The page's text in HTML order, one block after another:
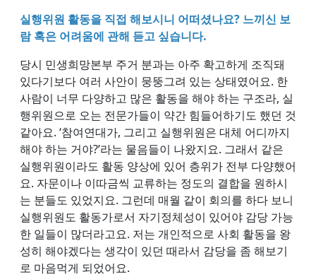
실행위원 활동을 직접 해보시니 어떠셨나요? 느끼신 보
람 혹은 어려움에 관해 듣고 싶습니다.
당시 민생희망본부 주거 분과는 아주 확고하게 조직돼
있다기보다 여러 사안이 뭉뚱그려 있는 상태였어요. 한
사람이 너무 다양하고 많은 활동을 해야 하는 구조라, 실
행위원으로 오는 전문가들이 약간 힘들어하기도 했던 것
같아요. ‘참여연대가, 그리고 실행위원은 대체 어디까지
해야 하는 거야?’라는 물음들이 나왔지요. 그래서 같은
실행위원이라도 활동 양상에 있어 층위가 전부 다양했어
요. 자문이나 이따금씩 교류하는 정도의 결합을 원하시
는 분들도 있었지요. 그런데 매월 같이 회의를 하다 보니
실행위원도 활동가로서 자기정체성이 있어야 감당 가능
한 일들이 많더라고요. 저는 개인적으로 사회 활동을 왕
성히 해야겠다는 생각이 있던 때라서 감당을 좀 해보기
로 마음먹게 되었어요.